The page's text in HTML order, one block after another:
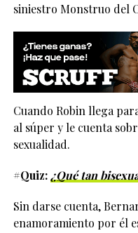
siniestro Monstruo del
Cuando Robin llega
al súper y le cuenta
sexualidad.
#Quiz:¿Qué tan
Sin darse cuenta,
enamoramiento por él